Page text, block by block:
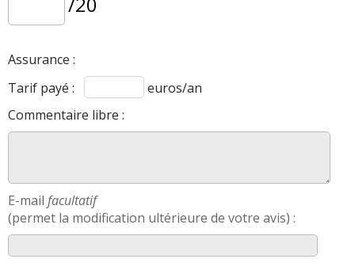
Assurance :
Tarif payé :
euros/an
Commentaire libre :
E-mail facultatif
(permet la modification ultérieure de votre avis) :